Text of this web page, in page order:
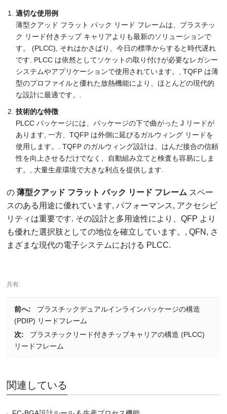
適切な使用例
薄型クアッド フラット パック リード フレームは、プラスチッ
ク リード付きチップ キャリアよりも最新のソリューションで
す。 (PLCC), それはかさばり、今日の標準からすると時代遅れ
です. PLCC は依然としてソケットの取り付けが必要なレガシー
システムやアプリケーションで使用されています。, TQFP は薄
型のプロファイルと優れた放熱機能により、ほとんどの現代的
な設計に最適です。.
技術的な特徴
PLCC パッケージには、パッケージの下で曲がった J リードが
あります, 一方、TQFP は外側に延びるガルウィング リードを
使用します。. TQFP のガルウィング設計は、はんだ接合の信頼
性を向上させるだけでなく、自動組み立てと検査も容易にしま
す。, 大量生産環境で大きな利点を提供します.
の薄型クアッド フラット パック リード フレーム スペー
スのある用途に優れています, パフォーマンス, アクセシビ
リティは重要です. その設計と多用​​途性により、QFP より
も優れた選択肢としての地位を確立しています。, QFN, さ
まざまな現代の電子システムにおける PLCC.
共有:
前へ:
プラスチックデュアルインラインパッケージの構造
(PDIP) リードフレーム
次:
プラスチックリード付きチップキャリアの構造 (PLCC)
リードフレーム
関連している